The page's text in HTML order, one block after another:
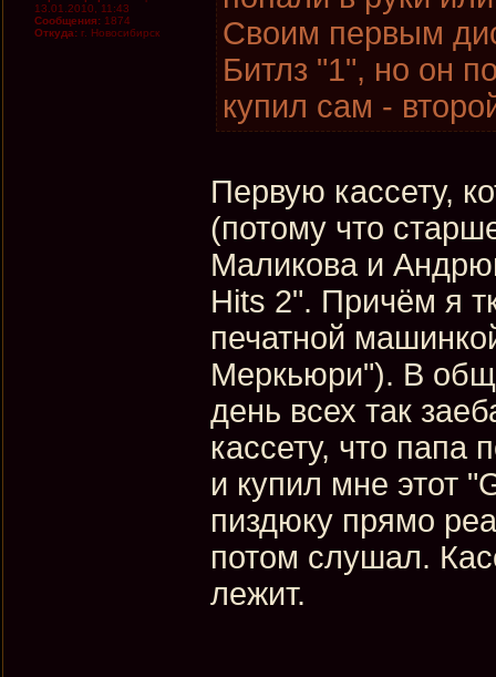
13.01.2010, 11:43
Сообщения: 1874
Откуда: г. Новосибирск
Своим первым
Битлз "1", но он
купил сам -
Первую кассету,
(потому что
Маликова и
Hits 2". Причём я
печатной
Меркьюри"). В
день всех так
кассету, что
и купил мне этот
пиздюку прямо
потом слушал.
лежит.